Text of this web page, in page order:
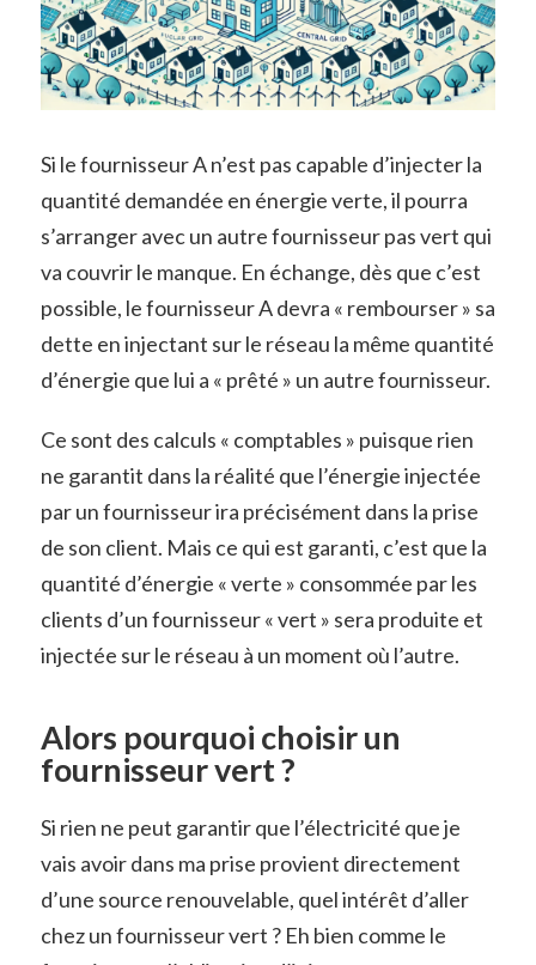
Si le fournisseur A n’est pas capable d’injecter la
quantité demandée en énergie verte, il pourra
s’arranger avec un autre fournisseur pas vert qui
va couvrir le manque. En échange, dès que c’est
possible, le fournisseur A devra « rembourser » sa
dette en injectant sur le réseau la même quantité
d’énergie que lui a « prêté » un autre fournisseur.
Ce sont des calculs « comptables » puisque rien
ne garantit dans la réalité que l’énergie injectée
par un fournisseur ira précisément dans la prise
de son client. Mais ce qui est garanti, c’est que la
quantité d’énergie « verte » consommée par les
clients d’un fournisseur « vert » sera produite et
injectée sur le réseau à un moment où l’autre.
Alors pourquoi choisir un
fournisseur vert ?
Si rien ne peut garantir que l’électricité que je
vais avoir dans ma prise provient directement
d’une source renouvelable, quel intérêt d’aller
chez un fournisseur vert ? Eh bien comme le